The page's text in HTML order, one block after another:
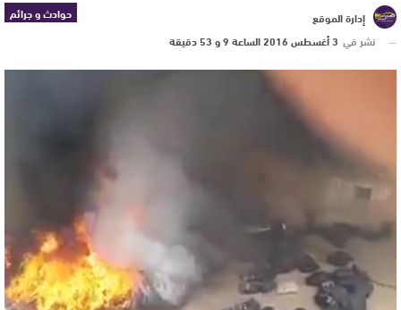
حوادث و جرائم
إدارة الموقع
نشر في 3 أغسطس 2016 الساعة 9 و 53 دقيقة